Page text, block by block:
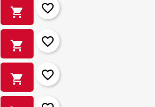
shopping_cart favorite_border
shopping_cart favorite_border
shopping_cart favorite_border